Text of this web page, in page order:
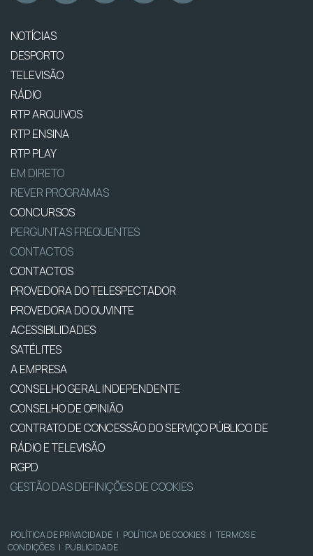
NOTÍCIAS
DESPORTO
TELEVISÃO
RÁDIO
RTP ARQUIVOS
RTP ENSINA
RTP PLAY
EM DIRETO
REVER PROGRAMAS
CONCURSOS
PERGUNTAS FREQUENTES
CONTACTOS
CONTACTOS
PROVEDORA DO TELESPECTADOR
PROVEDORA DO OUVINTE
ACESSIBILIDADES
SATÉLITES
A EMPRESA
CONSELHO GERAL INDEPENDENTE
CONSELHO DE OPINIÃO
CONTRATO DE CONCESSÃO DO SERVIÇO PÚBLICO DE
RÁDIO E TELEVISÃO
RGPD
GESTÃO DAS DEFINIÇÕES DE COOKIES
POLÍTICA DE PRIVACIDADE | POLÍTICA DE COOKIES | TERMOS E
CONDIÇÕES | PUBLICIDADE